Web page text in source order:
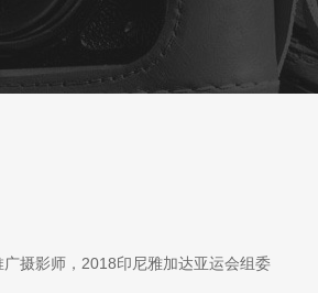
摄影师，2018印尼雅加达亚运会组委